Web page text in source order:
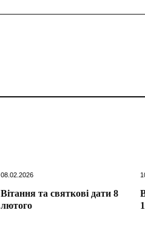
08.02.2026
Вітання та святкові дати 8
лютого